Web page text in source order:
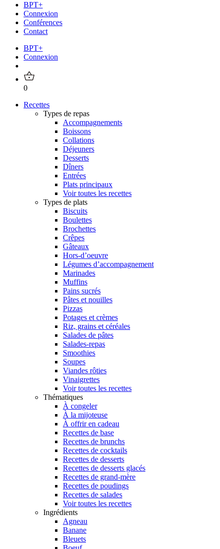
BPT+
Connexion
Conférences
Contact
BPT+
Connexion
0
Recettes
Types de repas
Accompagnements
Boissons
Collations
Déjeuners
Desserts
Dîners
Entrées
Plats principaux
Voir toutes les recettes
Types de plats
Biscuits
Boulettes
Brochettes
Crêpes
Gâteaux
Hors-d’oeuvre
Légumes d’accompagnement
Marinades
Muffins
Pains sucrés
Pâtes et nouilles
Pizzas
Potages et crèmes
Riz, grains et céréales
Salades de pâtes
Salades-repas
Smoothies
Soupes
Viandes rôties
Vinaigrettes
Voir toutes les recettes
Thématiques
À congeler
À la mijoteuse
À offrir en cadeau
Recettes de base
Recettes de brunchs
Recettes de cocktails
Recettes de desserts
Recettes de desserts glacés
Recettes de grand-mère
Recettes de poudings
Recettes de salades
Voir toutes les recettes
Ingrédients
Agneau
Banane
Bleuets